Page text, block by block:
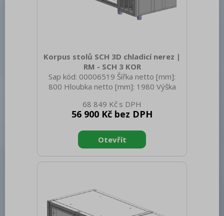
Korpus stolů SCH 3D chladicí nerez |
RM - SCH 3 KOR
Sap kód: 00006519 Šířka netto [mm]:
800 Hloubka netto [mm]: 1980 Výška
90.00 Šířka brutto [mm]: 800 Hloubka
brutto [mm]: 1980 Výška brutto [mm]:
Materiál: Nerez
68 849 Kč
56 900 Kč bez DPH